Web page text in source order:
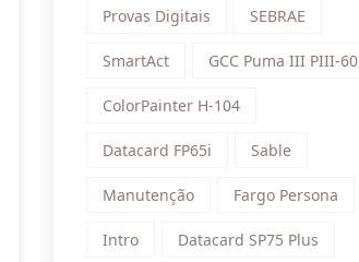
Provas Digitais SEBRAE
SmartAct GCC Puma III PIII-60
ColorPainter H-104
Datacard FP65i Sable
Manutenção Fargo Persona
Intro Datacard SP75 Plus